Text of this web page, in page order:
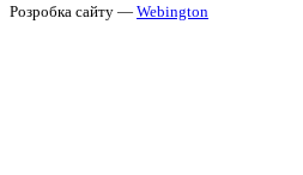
Розробка сайту — Webington